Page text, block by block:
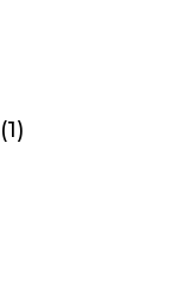
(1)